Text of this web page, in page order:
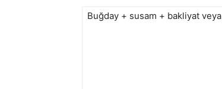
Buğday + susam + bakliyat